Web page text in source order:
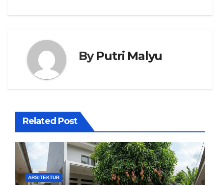
ByPutri Malyu
Related Post
ARSITEKTUR